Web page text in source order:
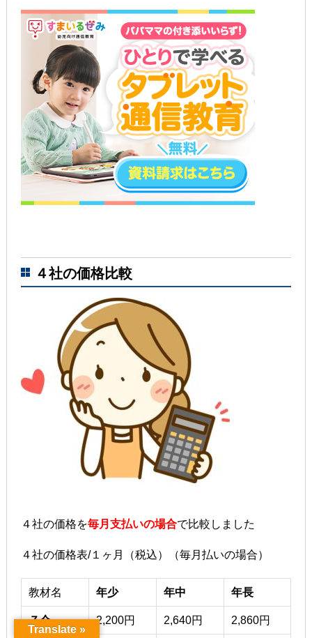
４社の価格比較
４社の価格を毎月支払いの場合で比較しました
４社の価格表/１ヶ月（税込）（毎月払いの場合）
教材名 年少 年中 年長
Ｚ会 2,200円 2,640円 2,860円
Translate »